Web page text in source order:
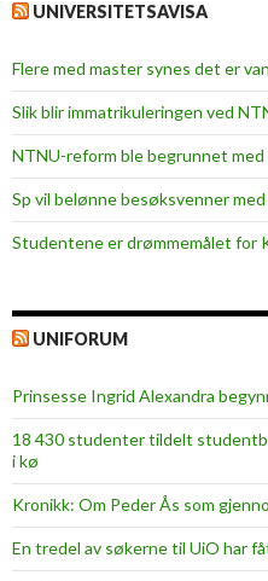
UNIVERSITETSAVISA
Flere med master synes det er
Slik blir immatrikuleringen ved
NTNU-reform ble begrunnet
Sp vil belønne besøksvenner
Studentene er drømmemålet for
UNIFORUM
Prinsesse Ingrid Alexandra
18 430 studenter tildelt
i kø
Kronikk: Om Peder Ås som
En tredel av søkerne til UiO har